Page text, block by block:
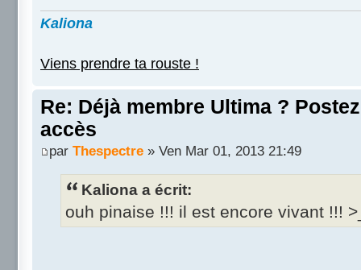
Kaliona
Viens prendre ta rouste !
Re: Déjà membre Ultima ?
accès
par Thespectre » Ven Mar 01, 2013 21:49
Kaliona a écrit:
ouh pinaise !!! il est encore vivant !!!